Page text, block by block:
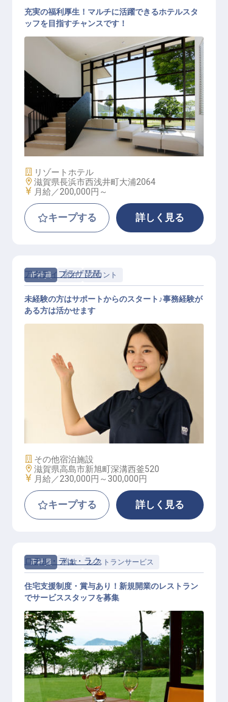
サービススタッフ / 正社員
充実の福利厚生！マルチに活躍できるホテルスタ
ッフを目指すチャンスです！
施設業態
リゾートホテル
勤務地
滋賀県長浜市西浅井町大浦2064
給与
月給／200,000円～
キープする 詳しく見る
正社員 宿泊 フロント
フロント│未経験OK／GW・夏季・
年末年始休暇／転勤なし／学歴不問
アクティプラザ琵琶
未経験の方はサポートからのスタート♪事務経験が
ある方は活かせます
施設業態
その他宿泊施設
勤務地
滋賀県高島市新旭町深溝西釜520
給与
月給／230,000円～ 300,000円
キープする 詳しく見る
正社員 料飲 レストランサービス
ロテル・デュ・ラク
住宅支援制度・賞与あり！新規開業のレストラン
でサービススタッフを募集